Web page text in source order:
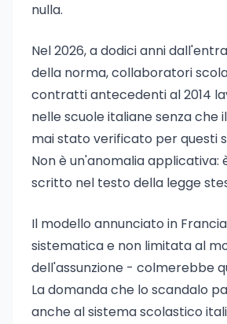
nulla.
Nel 2026, a dodici anni
della norma, collaboratori
contratti antecedenti al 2014
nelle scuole italiane senza che
mai stato verificato per questi
Non è un'anomalia applicativa:
scritto nel testo della legge
Il modello annunciato in
sistematica e non limitata al
dell'assunzione - colmerebbe
La domanda che lo scandalo
anche al sistema scolastico